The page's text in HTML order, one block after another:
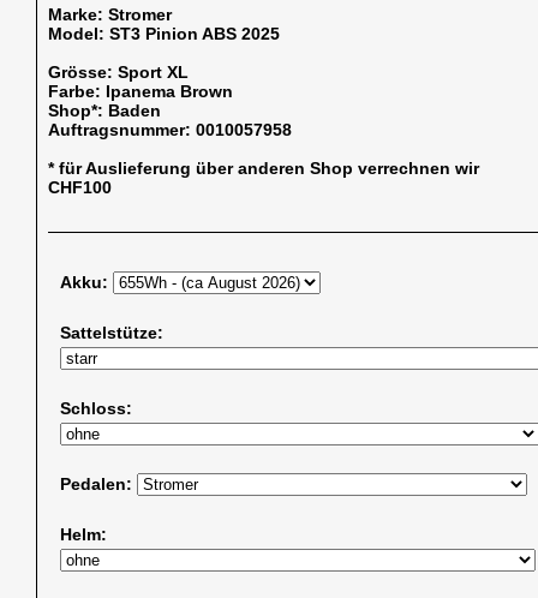
Marke:Stromer
Model:ST3 Pinion ABS 2025
Grösse:Sport XL
Farbe: Ipanema Brown
Shop*: Baden
Auftragsnummer:0010057958
* für Auslieferung über anderen Shop verrechnen wir
CHF100
Akku:
Sattelstütze:
Schloss:
Pedalen:
Helm: